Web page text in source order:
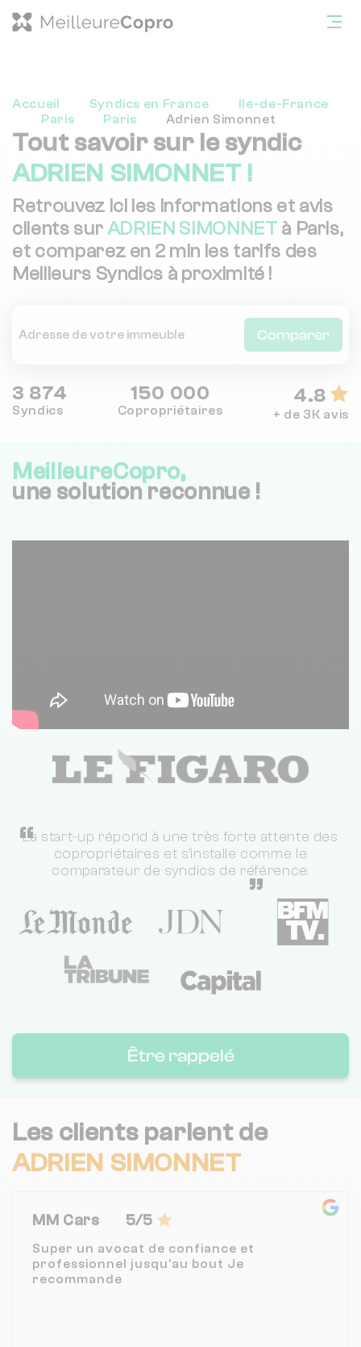
Accueil Syndics en France
Ile-de-France
Paris
Paris Adrien Simonnet
Tout savoir sur le syndic
ADRIEN SIMONNET !
Retrouvez ici les informations et avis
clients surADRIEN SIMONNET à Paris,
et comparez en 2 min les tarifs des
Meilleurs Syndics à proximité !
Comparer
3 874
Syndics
150 000
Copropriétaires
4.8
+ de 3K avis
MeilleureCopro,
une solution reconnue !
“
La start-up répond à une très forte attente des
copropriétaires et s'installe comme le
comparateur de syndics de référence.
”
Être rappelé
Les clients parlent de
ADRIEN SIMONNET
MM Cars 5/5
Super un avocat de confiance et
professionnel jusqu’au bout Je
recommande